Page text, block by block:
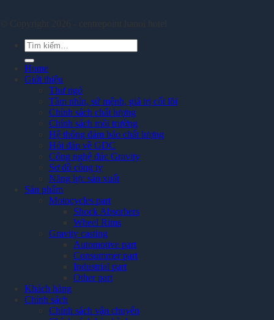
Tìm
kiếm:
Home
Giới thiệu
Thư ngỏ
Tầm nhìn, sứ mệnh, giá trị cốt lõi
Chính sách chất lượng
Chính sách môi trường
Hệ thống đảm bảo chất lượng
Hỏi đáp về GDC
Công nghệ đúc Gravity
Sơ đồ công ty
Năng lực sản xuất
Sản phẩm
Motocycles part
Shock Absorbers
Wheel Rims
Gravity casting
Automotive part
Consummer part
Industrial part
Other part
Khách hàng
Chính sách
Chính sách vận chuyển